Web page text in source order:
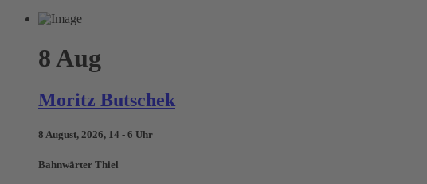
8 Aug
Moritz Butschek
8 August, 2026, 14 - 6 Uhr
Bahnwärter Thiel